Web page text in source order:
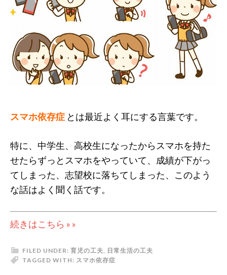
スマホ依存症 とは最近よく耳にする言葉です。
特に、中学生、高校生になったからスマホを持た
せたらずっとスマホをやっていて、成績が下がっ
てしまった、志望校に落ちてしまった、このよう
な話はよく聞く話です。
続きはこちら » »
FILED UNDER: 育児の工夫, 日常生活の工夫
TAGGED WITH: スマホ依存症